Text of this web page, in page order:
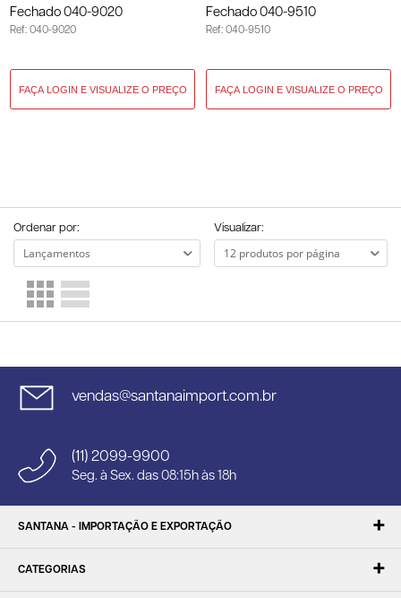
Fechado 040-9020
Ref: 040-9020
Fechado 040-9510
Ref: 040-9510
Ordenar por: Visualizar:
vendas@santanaimport.com.br
(11) 2099-9900
Seg. à Sex. das 08:15h às 18h
SANTANA - IMPORTAÇÃO E EXPORTAÇÃO
CATEGORIAS